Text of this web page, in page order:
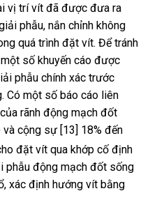
vị trí vít đã được đưa ra
phẫu, nắn chỉnh không
quá trình đặt vít. Để tránh
số khuyến cáo được
phẫu chính xác trước
Có một số báo cáo liên
rãnh động mạch đốt
và cộng sự [13] 18% đến
đặt vít qua khớp cố định
phẫu động mạch đốt sống
xác định hướng vít bằng